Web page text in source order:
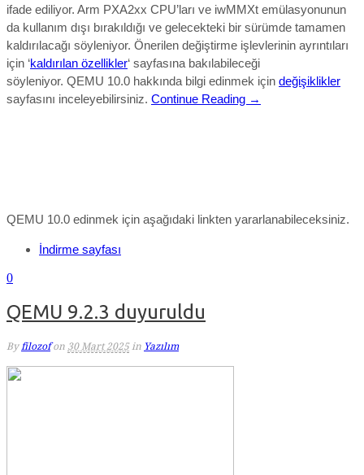
ifade ediliyor. Arm PXA2xx CPU’ları ve iwMMXt emülasyonunun
da kullanım dışı bırakıldığı ve gelecekteki bir sürümde tamamen
kaldırılacağı söyleniyor. Önerilen değiştirme işlevlerinin ayrıntıları
için ‘kaldırılan özellikler‘ sayfasına bakılabileceği
söyleniyor. QEMU 10.0 hakkında bilgi edinmek için değişiklikler
sayfasını inceleyebilirsiniz. Continue Reading →
QEMU 10.0 edinmek için aşağıdaki linkten yararlanabileceksiniz.
İndirme sayfası
0
QEMU 9.2.3 duyuruldu
By filozof on 30 Mart 2025 in Yazılım